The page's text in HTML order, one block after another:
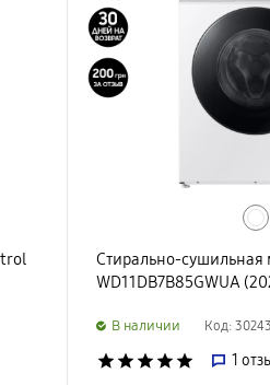
Стирально-сушильная
WD11DB7B85GWUA
B наличии Код:
star star star star star 1